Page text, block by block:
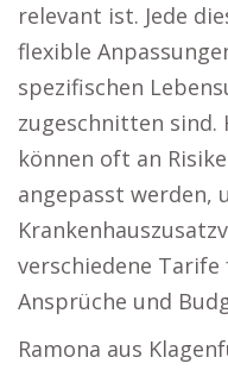
relevant ist. Jede
flexible
spezifischen
zugeschnitten sind.
können oft an
angepasst werden,
verschiedene
Ansprüche und
Ramona aus